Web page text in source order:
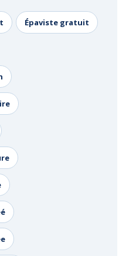
auto avec destruction
avec destruction
avec destruction
auto avec destruction
avec destruction
avec destruction
avec destruction
Épaviste gratuit